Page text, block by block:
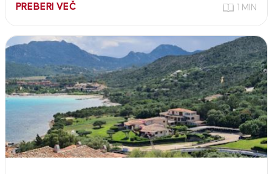
PREBERI VEČ 1 MIN